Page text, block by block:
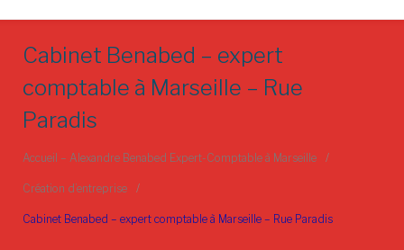
Cabinet Benabed – expert
comptable à Marseille – Rue
Paradis
Accueil – Alexandre Benabed Expert-Comptable à Marseille /
Création d’entreprise /
Cabinet Benabed – expert comptable à Marseille – Rue Paradis